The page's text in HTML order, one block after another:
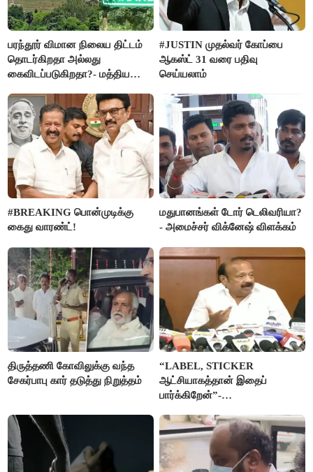
பரந்தூர் விமான நிலைய திட்டம்
தொடர்கிறதா அல்லது
கைவிடப்படுகிறதா?- மத்திய
#JUSTIN முதல்வர் கோப்பை
ஆகஸ்ட் 31 வரை பதிவு
செய்யலாம்
#BREAKING பொன்முடிக்கு
கைது வாரண்ட்!
மதுபானங்கள் டோர் டெலிவரியா?
- அமைச்சர் விக்னேஷ் விளக்கம்
திருத்தணி கோவிலுக்கு வந்த
சேகர்பாபு கார் தடுத்து நிறுத்தம்
“LABEL, STICKER
ஆட்சியாகத்தான் இதைப்
பார்க்கிறேன்”-